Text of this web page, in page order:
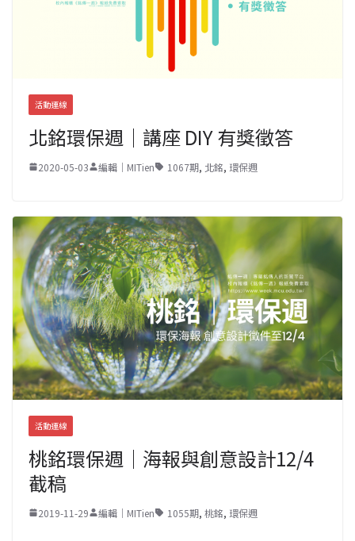
活動連線
北銘環保週｜講座 DIY 有獎徵答
2020-05-03 編輯｜MITien 1067期, 北銘, 環保週
活動連線
桃銘環保週｜海報與創意設計12/4
截稿
2019-11-29 編輯｜MITien 1055期, 桃銘, 環保週